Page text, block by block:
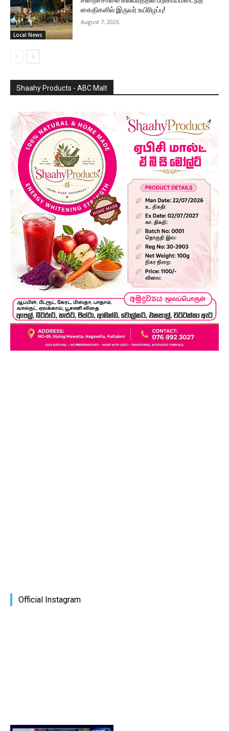
Local News
கைதிகளில் இருவர் உயிரிழப்பு!
August 7, 2026
Shaahy Products - ABC Malt
Official Instagram